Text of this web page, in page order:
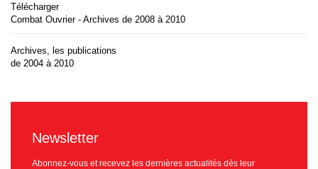
Télécharger
Combat Ouvrier - Archives de 2008 à 2010
Archives, les publications
de 2004 à 2010
Newsletter
Abonnez-vous et recevez les dernières actualités dès leur